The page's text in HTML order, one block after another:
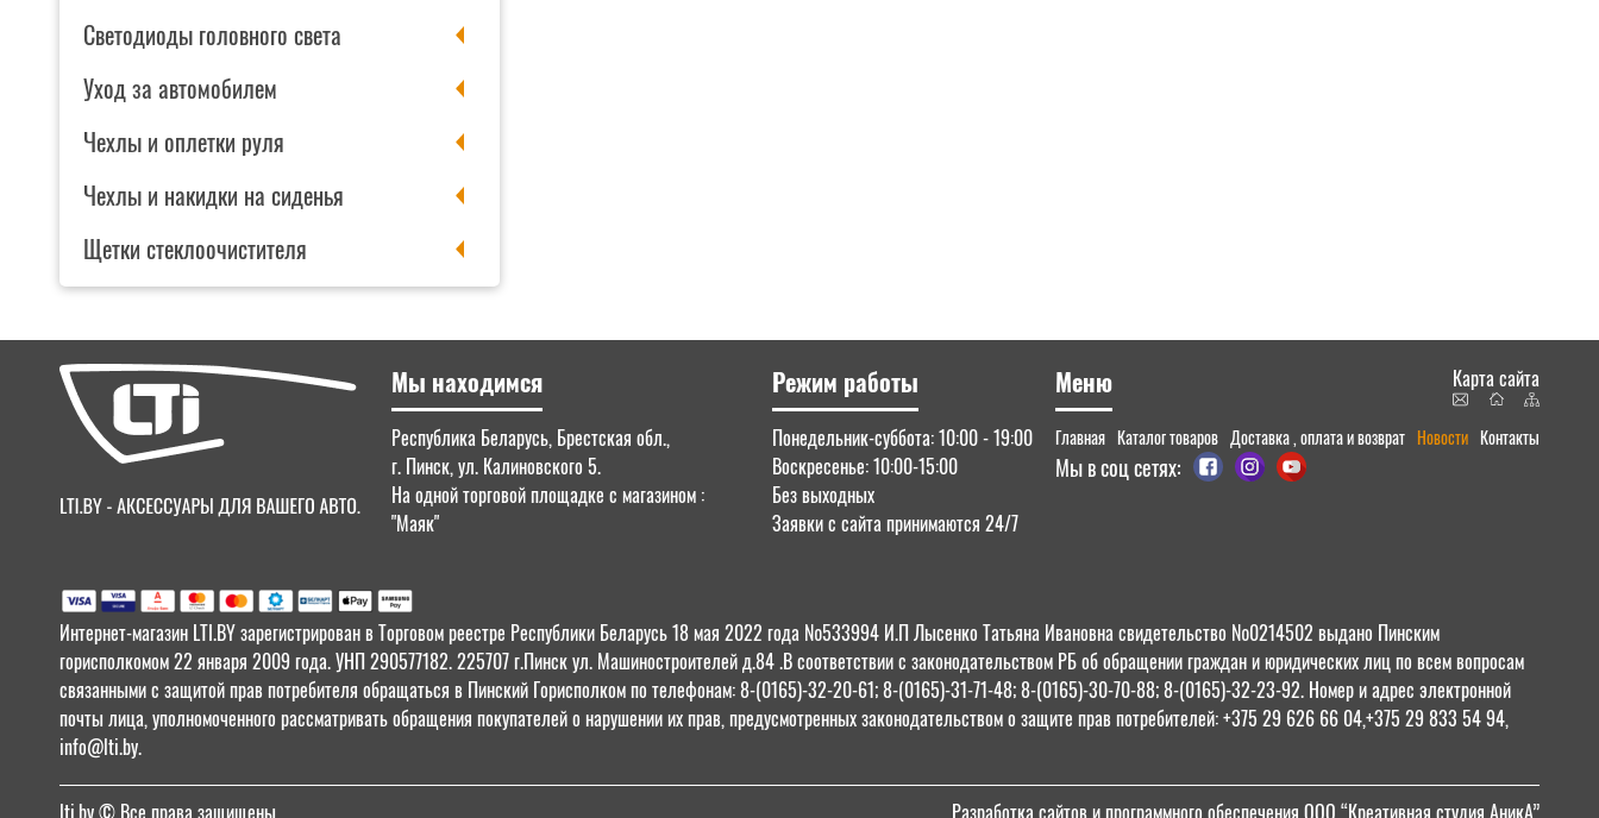
Светодиоды головного света
Уход за автомобилем
Чехлы и оплетки руля
Чехлы и накидки на сиденья
Щетки стеклоочистителя
Мы находимся
Республика Беларусь, Брестская обл.,
г. Пинск, ул. Калиновского 5.
На одной торговой площадке с магазином :
"Маяк"
Режим работы
Понедельник-суббота: 10:00 - 19:00
Воскресенье: 10:00-15:00
Без выходных
Заявки с сайта принимаются 24/7
Меню
Главная Каталог товаров Доставка , оплата и возврат Новости Контакты
Мы в соц сетях:
Карта сайта
Интернет-магазин LTI.BY зарегистрирован в Торговом реестре Республики Беларусь 18 мая 2022 года №533994 И.П Лысенко Татьяна Ивановна свидетельство №0214502 выдано Пинским
горисполкомом 22 января 2009 года. УНП 290577182. 225707 г.Пинск ул. Машиностроителей д.84 .В соответствии с законодательством РБ об обращении граждан и юридических лиц по всем вопросам
связанными с защитой прав потребителя обращаться в Пинский Горисполком по телефонам: 8-(0165)-32-20-61; 8-(0165)-31-71-48; 8-(0165)-30-70-88; 8-(0165)-32-23-92. Номер и адрес электронной
почты лица, уполномоченного рассматривать обращения покупателей о нарушении их прав, предусмотренных законодательством о защите прав потребителей: +375 29 626 66 04,+375 29 833 54 94,
info@lti.by.
lti.by© Все права защищены Разработка сайтов и программного обеспечения ООО “Креативная студия АникА”